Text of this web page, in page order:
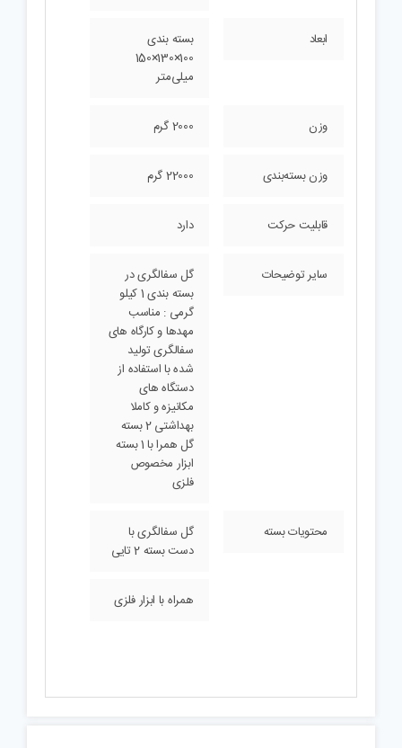
ابعاد
بسته بندی
100×130×150
میلی‌متر
وزن 2000 گرم
وزن بسته‌بندی 22000 گرم
قابلیت حرکت دارد
سایر توضیحات
گل سفالگری در
بسته بندی 1 کیلو
گرمی : مناسب
مهدها و کارگاه های
سفالگری تولید
شده با استفاده از
دستگاه های
مکانیزه و کاملا
بهداشتی 2 بسته
گل همرا با 1 بسته
ابزار مخصوص
فلزی
محتویات بسته
گل سفالگری با
دست بسته 2 تایی
همراه با ابزار فلزی